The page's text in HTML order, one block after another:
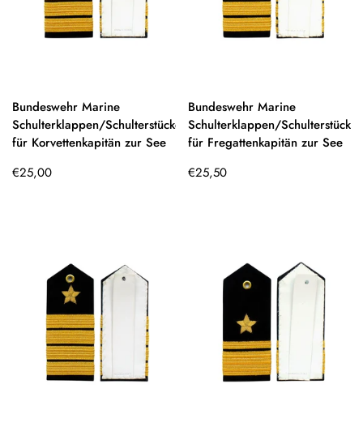
Bundeswehr Marine
Schulterklappen/Schulterstücke
für Korvettenkapitän zur See
Regulärer
€25,00
Bundeswehr Marine
Schulterklappen/Schulterstücke
für Fregattenkapitän zur See
Regulärer
€25,50